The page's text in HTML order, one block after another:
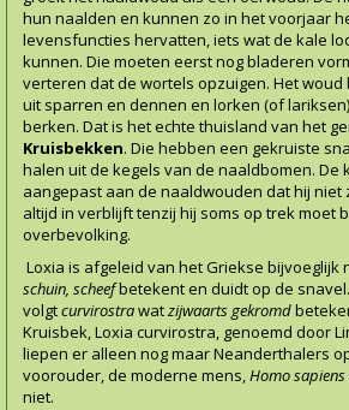
hun naalden en kunnen zo in het voorjaar
levensfuncties hervatten, iets wat de kale
kunnen. Die moeten eerst nog bladeren
verteren dat de wortels opzuigen. Het
uit sparren en dennen en lorken (of
berken. Dat is het echte thuisland van het
Kruisbekken. Die hebben een gekruiste
halen uit de kegels van de naaldbomen. De
aangepast aan de naaldwouden dat hij niet
altijd in verblijft tenzij hij soms op trek moet
overbevolking.
Loxia is afgeleid van het Griekse bijvoeglijk
schuin, scheefbetekent en duidt op de
volgtcurvirostrawatzijwaarts gekromd
Kruisbek, Loxia curvirostra, genoemd door
liepen er alleen nog maar Neanderthalers
voorouder, de moderne mens,Homo
niet.